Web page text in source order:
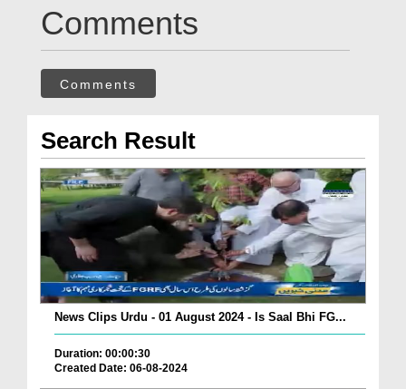
Comments
Comments
Search Result
News Clips Urdu - 01 August 2024 - Is Saal Bhi FG...
Duration: 00:00:30
Created Date: 06-08-2024